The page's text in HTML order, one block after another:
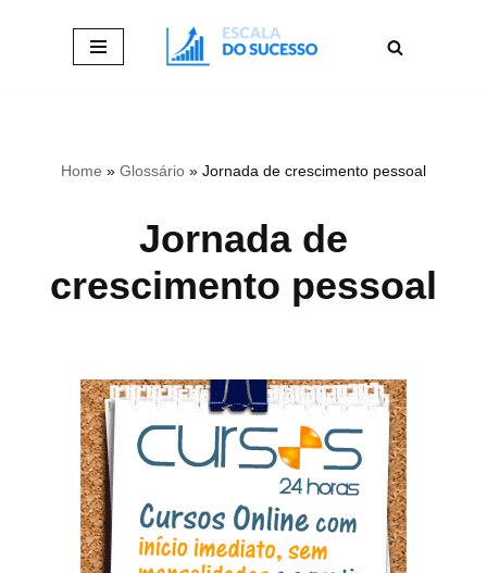
Home » Glossário » Jornada de crescimento pessoal
Jornada de
crescimento pessoal